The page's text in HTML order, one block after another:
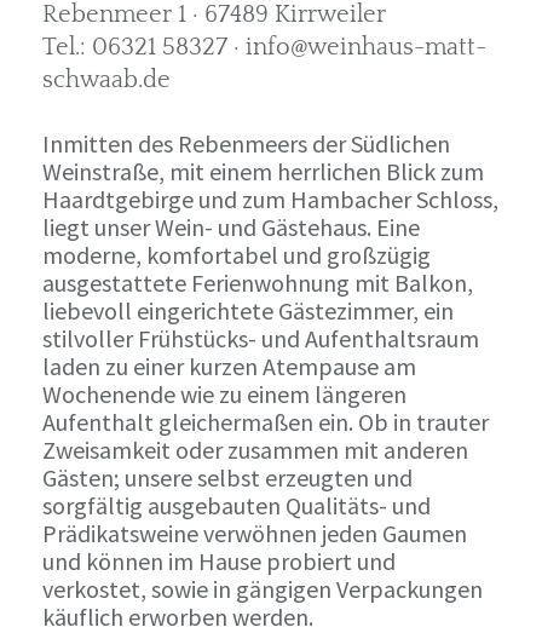
Rebenmeer 1 · 67489 Kirrweiler
Tel.: 06321 58327 · info@weinhaus-matt-
schwaab.de
Inmitten des Rebenmeers der Südlichen
Weinstraße, mit einem herrlichen Blick zum
Haardtgebirge und zum Hambacher Schloss,
liegt unser Wein- und Gästehaus. Eine
moderne, komfortabel und großzügig
ausgestattete Ferienwohnung mit Balkon,
liebevoll eingerichtete Gästezimmer, ein
stilvoller Frühstücks- und Aufenthaltsraum
laden zu einer kurzen Atempause am
Wochenende wie zu einem längeren
Aufenthalt gleichermaßen ein. Ob in trauter
Zweisamkeit oder zusammen mit anderen
Gästen; unsere selbst erzeugten und
sorgfältig ausgebauten Qualitäts- und
Prädikatsweine verwöhnen jeden Gaumen
und können im Hause probiert und
verkostet, sowie in gängigen Verpackungen
käuflich erworben werden.